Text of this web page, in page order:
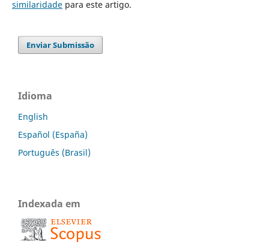
similaridadepara este artigo.
Enviar Submissão
Idioma
English
Español (España)
Português (Brasil)
Indexada em